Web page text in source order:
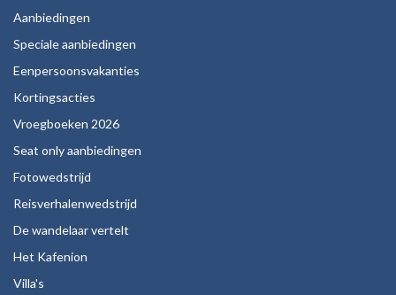
Aanbiedingen
Speciale aanbiedingen
Eenpersoonsvakanties
Kortingsacties
Vroegboeken 2026
Seat only aanbiedingen
Fotowedstrijd
Reisverhalenwedstrijd
De wandelaar vertelt
Het Kafenion
Villa's